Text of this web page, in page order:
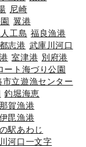
尼崎
翼港
工島 福良漁港
都志港 武庫川河口
室津港 別府港
ート海づり公園
市立遊漁センター
釣堀海恵
賀漁港
伊毘漁港
駅あわじ
河口一文字